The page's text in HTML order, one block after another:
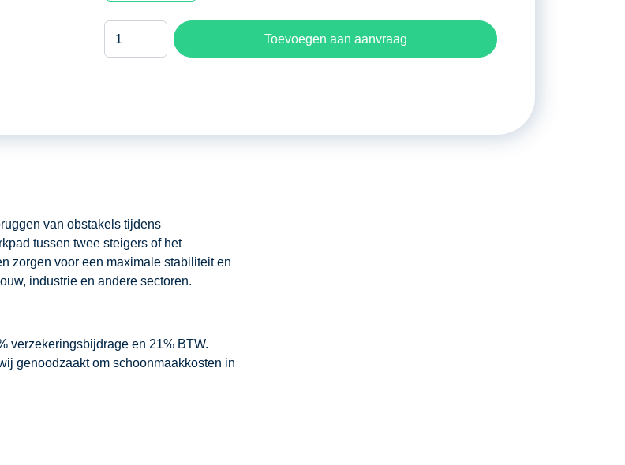
Toevoegen aan aanvraag
van obstakels tijdens
tussen twee steigers of het
zorgen voor een maximale stabiliteit en
industrie en andere sectoren.
verzekeringsbijdrage en 21% BTW.
genoodzaakt om schoonmaakkosten in